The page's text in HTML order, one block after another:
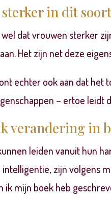
in dit
wel datvrouwen sterker
Het zijn net deze
echter ook aan dat het
– ertoe leidt
verandering in
leiden vanuit hun
zijn volgens
ik mijn boek heb